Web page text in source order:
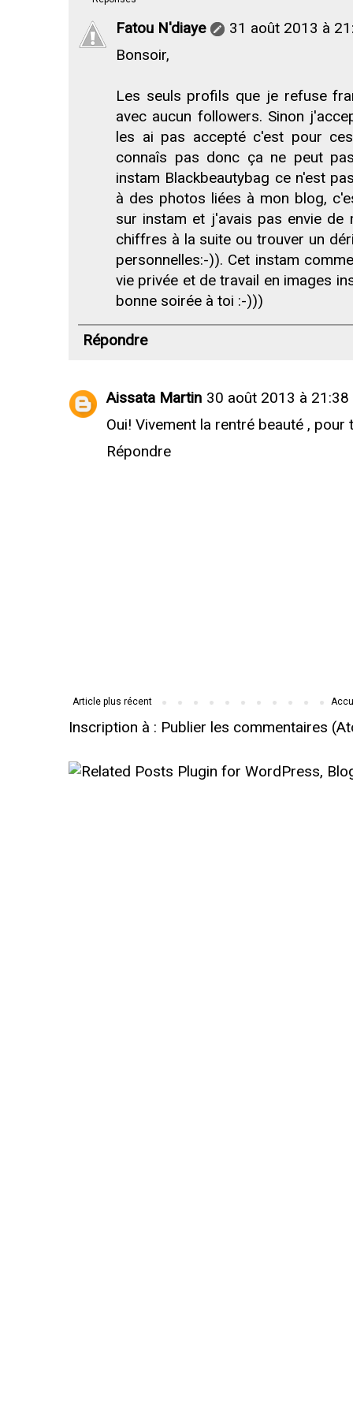
Fatou N'diaye
31 août 2013 à
Bonsoir,
Les seuls profils que je refuse
avec aucun followers. Sinon
les ai pas accepté c'est pour
connaîs pas donc ça ne peut
instam Blackbeautybag ce n'est
à des photos liées à mon blog,
sur instam et j'avais pas envie
chiffres à la suite ou trouver un
personnelles:-)). Cet instam
vie privée et de travail en images
bonne soirée à toi :-)))
Répondre
Aissata Martin 30 août 2013 à 21:38
Oui! Vivement la rentré beauté ,
Répondre
Article plus récent
Inscription à : Publier les commentaires